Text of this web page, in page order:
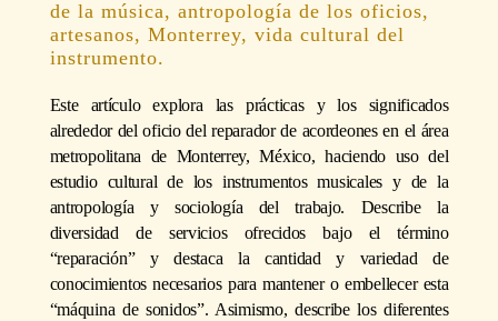
de la música, antropología de los oficios,
artesanos, Monterrey, vida cultural del
instrumento.
Este artículo explora las prácticas y los significados
alrededor del oficio del reparador de acordeones en el área
metropolitana de Monterrey, México, haciendo uso del
estudio cultural de los instrumentos musicales y de la
antropología y sociología del trabajo. Describe la
diversidad de servicios ofrecidos bajo el término
“reparación” y destaca la cantidad y variedad de
conocimientos necesarios para mantener o embellecer esta
“máquina de sonidos”. Asimismo, describe los diferentes